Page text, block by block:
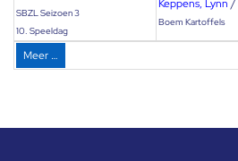
SBZL Seizoen 3
10. Speeldag
Keppens, Lynn /
Boem Kartoffels
Meer …